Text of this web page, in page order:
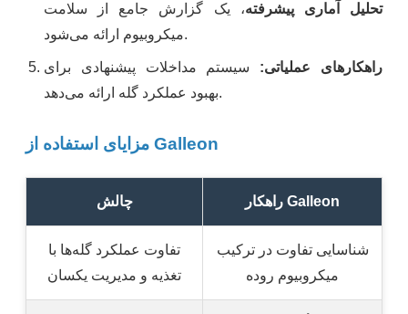
تحلیل آماری پیشرفته، یک گزارش جامع از سلامت
میکروبیوم ارائه می‌شود.
راهکارهای عملیاتی: سیستم مداخلات پیشنهادی برای
بهبود عملکرد گله ارائه می‌دهد.
مزایای استفاده از Galleon
چالش راهکار Galleon
تفاوت عملکرد گله‌ها با
تغذیه و مدیریت یکسان
شناسایی تفاوت در ترکیب
میکروبیوم روده